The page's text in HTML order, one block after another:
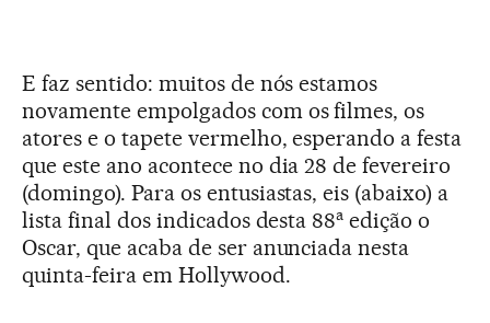
E faz sentido: muitos de nós estamos
novamente empolgados com os filmes, os
atores e o tapete vermelho, esperando a festa
que este ano acontece no dia 28 de fevereiro
(domingo). Para os entusiastas, eis (abaixo) a
lista final dos indicados desta 88a edição o
Oscar, que acaba de ser anunciada nesta
quinta-feira em Hollywood.